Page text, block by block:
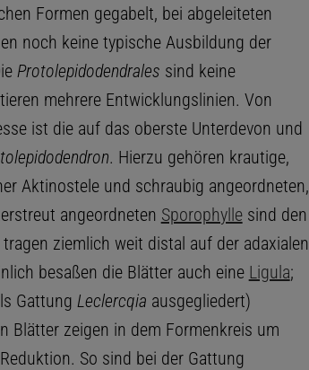
Formen gegabelt, bei abgeleiteten
noch keine typische Ausbildung der
Protolepidodendrales sind keine
mehrere Entwicklungslinien. Von
ist die auf das oberste Unterdevon und
. Hierzu gehören krautige,
Aktinostele und schraubig angeordneten,
angeordneten Sporophyllesind den
ziemlich weit distal auf der adaxialen
besaßen die Blätter auch eine Ligula;
Gattung Leclercqia ausgegliedert)
Blätter zeigen in dem Formenkreis um
So sind bei der Gattung